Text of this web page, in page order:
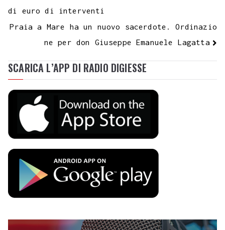
di euro di interventi
Praia a Mare ha un nuovo sacerdote. Ordinazio
ne per don Giuseppe Emanuele Lagatta
SCARICA L’APP DI RADIO DIGIESSE